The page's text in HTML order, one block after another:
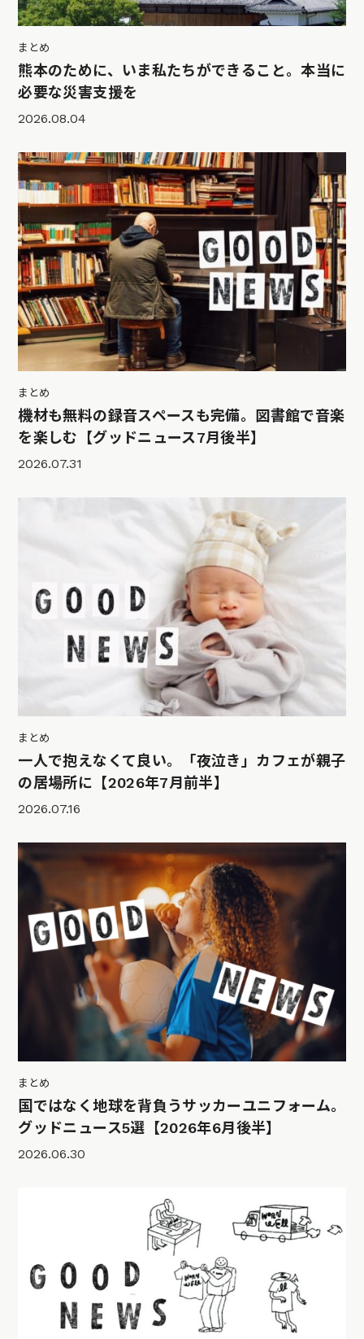
まとめ
熊本のために、いま私たちができること。本当に
必要な災害支援を
2026.08.04
まとめ
機材も無料の録音スペースも完備。図書館で音楽
を楽しむ【グッドニュース7月後半】
2026.07.31
まとめ
一人で抱えなくて良い。「夜泣き」カフェが親子
の居場所に【2026年7月前半】
2026.07.16
まとめ
国ではなく地球を背負うサッカーユニフォーム。
グッドニュース5選【2026年6月後半】
2026.06.30